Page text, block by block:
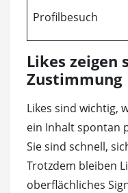
Profilbesuch
Likes zeigen
Zustimmung
Likes sind wichtig,
ein Inhalt spontan
Sie sind schnell,
Trotzdem bleiben
oberflächliches